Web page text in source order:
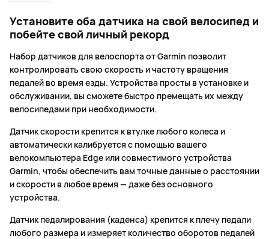
Установите оба датчика на свой велосипед и
побейте свой личный рекорд
Набор датчиков для велоспорта от Garmin позволит
контролировать свою скорость и частоту вращения
педалей во время езды. Устройства просты в установке и
обслуживании, вы сможете быстро премещать их между
велосипедами при необходимости.
Датчик скорости крепится к втулке любого колеса и
автоматически калибруется с помощью вашего
велокомпьютера Edge или совместимого устройства
Garmin, чтобы обеспечить вам точные данные о расстоянии
и скорости в любое время — даже без основного
устройства.
Датчик педалирования (каденса) крепится к плечу педали
любого размера и измеряет количество оборотов педалей